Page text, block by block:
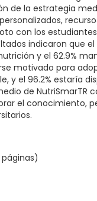
de la estrategia
con los
indicaron que
y el 62.9%
motivado para
y el 96.2% estaría
de
el conocimiento,